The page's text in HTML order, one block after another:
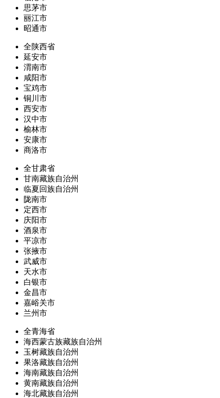
思茅市
丽江市
昭通市
全陕西省
延安市
渭南市
咸阳市
宝鸡市
铜川市
西安市
汉中市
榆林市
安康市
商洛市
全甘肃省
甘南藏族自治州
临夏回族自治州
陇南市
定西市
庆阳市
酒泉市
平凉市
张掖市
武威市
天水市
白银市
金昌市
嘉峪关市
兰州市
全青海省
海西蒙古族藏族自治州
玉树藏族自治州
果洛藏族自治州
海南藏族自治州
黄南藏族自治州
海北藏族自治州